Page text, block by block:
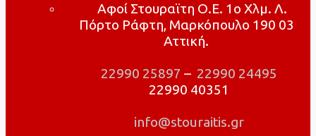
Αφοί Στουραϊτη Ο.Ε. 1ο Χλμ. Λ.
Πόρτο Ράφτη, Μαρκόπουλο 190 03
Αττική.
22990 25897 – 22990 24495
22990 40351
info@stouraitis.gr